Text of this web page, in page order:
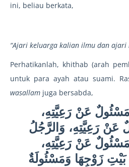
ini, beliau berkata,
“Ajari keluarga kalian ilmu dan ajari
Perhatikanlah, khithab (arah
untuk para ayah atau suami.
wasallam juga bersabda,
عَنْ رَعِيَّتِهِ،
عَنْ رَعِيَّتِهِ، وَالرَّجُلُ
عَنْ رَعِيَّتِهِ،
بَيْتِ زَوْجِهَا وَمَسْئُولَةٌ